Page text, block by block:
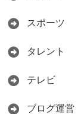
スポーツ
タレント
テレビ
ブログ運営